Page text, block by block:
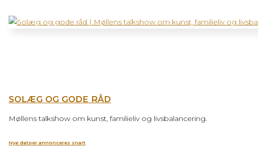
SOLÆG OG GODE RÅD
Møllens talkshow om kunst, familieliv og livsbalancering.
Nye datoer annonceres snart